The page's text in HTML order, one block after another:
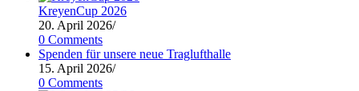
KreyenCup 2026
20. April 2026/
0 Comments
Spenden für unsere neue Traglufthalle
15. April 2026/
0 Comments